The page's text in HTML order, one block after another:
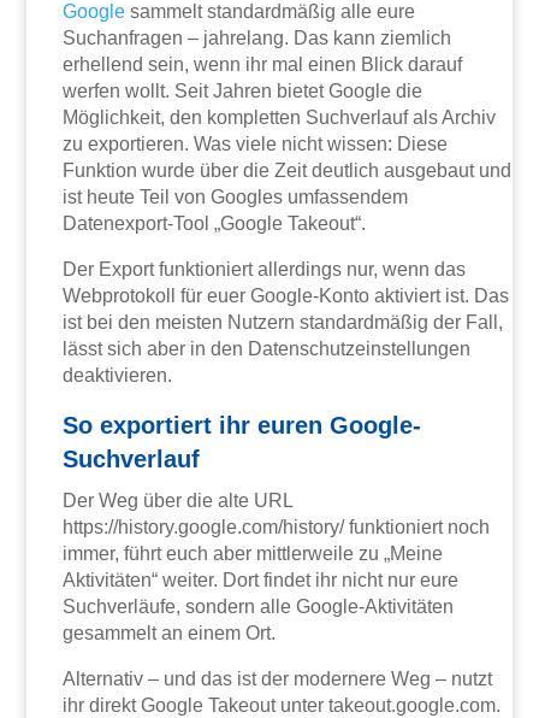
Google sammelt standardmäßig alle eure
Suchanfragen – jahrelang. Das kann ziemlich
erhellend sein, wenn ihr mal einen Blick darauf
werfen wollt. Seit Jahren bietet Google die
Möglichkeit, den kompletten Suchverlauf als Archiv
zu exportieren. Was viele nicht wissen: Diese
Funktion wurde über die Zeit deutlich ausgebaut und
ist heute Teil von Googles umfassendem
Datenexport-Tool „Google Takeout“.
Der Export funktioniert allerdings nur, wenn das
Webprotokoll für euer Google-Konto aktiviert ist. Das
ist bei den meisten Nutzern standardmäßig der Fall,
lässt sich aber in den Datenschutzeinstellungen
deaktivieren.
So exportiert ihr euren Google-
Suchverlauf
Der Weg über die alte URL
https://history.google.com/history/ funktioniert noch
immer, führt euch aber mittlerweile zu „Meine
Aktivitäten“ weiter. Dort findet ihr nicht nur eure
Suchverläufe, sondern alle Google-Aktivitäten
gesammelt an einem Ort.
Alternativ – und das ist der modernere Weg – nutzt
ihr direkt Google Takeout unter takeout.google.com.